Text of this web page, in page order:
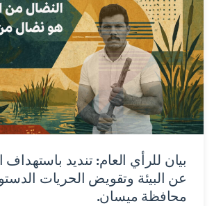
بيان للرأي العام: تنديد باستهداف
عن البيئة وتقويض الحريات
محافظة ميسان.